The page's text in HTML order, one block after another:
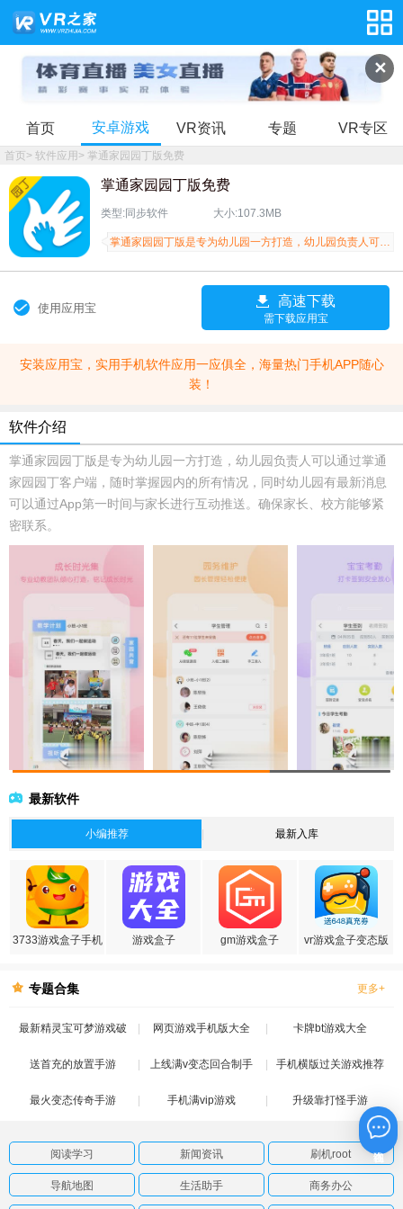
✕
首页 安卓游戏 VR资讯 专题 VR专区
首页> 软件应用> 掌通家园园丁版免费
掌通家园园丁版免费
类型:同步软件 大小:107.3MB
使用应用宝 高速下载
需下载应用宝
安装应用宝，实用手机软件应用一应俱全，海量热门手机APP随心
装！
软件介绍
掌通家园园丁版是专为幼儿园一方打造，幼儿园负责人可以通过掌通
家园园丁客户端，随时掌握园内的所有情况，同时幼儿园有最新消息
可以通过App第一时间与家长进行互动推送。确保家长、校方能够紧
密联系。
最新软件
小编推荐 最新入库
3733游戏盒子手机
游戏盒子 gm游戏盒子 vr游戏盒子变态版
专题合集 更多+
最新精灵宝可梦游戏破
解版
网页游戏手机版大全 卡牌bt游戏大全
送首充的放置手游 上线满v变态回合制手
游
手机横版过关游戏推荐
最火变态传奇手游 手机满vip游戏 升级靠打怪手游
阅读学习 新闻资讯 刷机root
导航地图 生活助手 商务办公